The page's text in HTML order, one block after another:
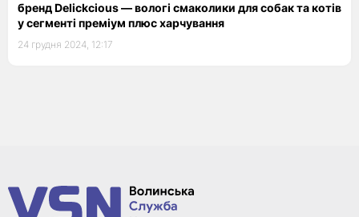
бренд Delickcious — вологі смаколики для собак та котів
у сегменті преміум плюс харчування
24 грудня 2024, 12:17